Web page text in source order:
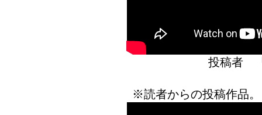
投稿者
※読者からの投稿作品